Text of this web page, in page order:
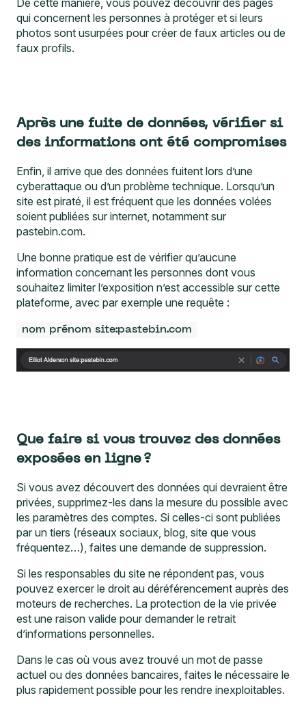
qui concernent les personnes à protéger et si leurs
photos sont usurpées pour créer de faux articles ou de
faux profils.
Après une fuite de données, vérifier si
des informations ont été compromises
cyberattaque ou d’un problème technique. Lorsqu’un
site est piraté, il est fréquent que les données volées
soient publiées sur internet, notamment sur
pastebin.com.
information concernant les personnes dont vous
souhaitez limiter l’exposition n’est accessible sur cette
plateforme, avec par exemple une requête :
Que faire si vous trouvez des données
exposées en ligne ?
privées, supprimez-les dans la mesure du possible avec
les paramètres des comptes. Si celles-ci sont publiées
par un tiers (réseaux sociaux, blog, site que vous
fréquentez…), faites une demande de suppression.
pouvez exercerle droit au déréférencementauprès des
moteurs de recherches. La protection de la vie privée
est une raison valide pour demander le retrait
d’informations personnelles.
actuel ou des données bancaires, faites le nécessaire le
plus rapidement possible pour les rendre inexploitables.